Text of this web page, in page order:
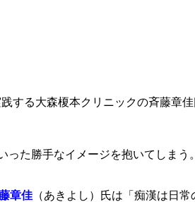
する大森榎本クリニックの斉藤章佳
た勝手なイメージを抱いてしまう
章佳 （あきよし）氏は「痴漢は日